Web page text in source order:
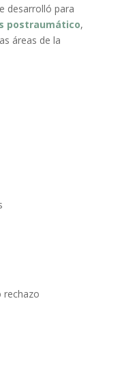
desarrolló para
postraumático,
áreas de la
rechazo